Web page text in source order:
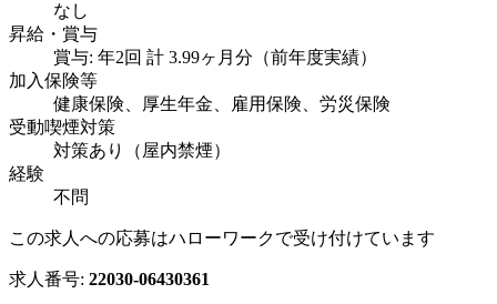
なし
昇給・賞与
賞与: 年2回 計 3.99ヶ月分（前年度実績）
加入保険等
健康保険、厚生年金、雇用保険、労災保険
受動喫煙対策
対策あり（屋内禁煙）
経験
不問
この求人への応募はハローワークで受け付けています
求人番号: 22030-06430361